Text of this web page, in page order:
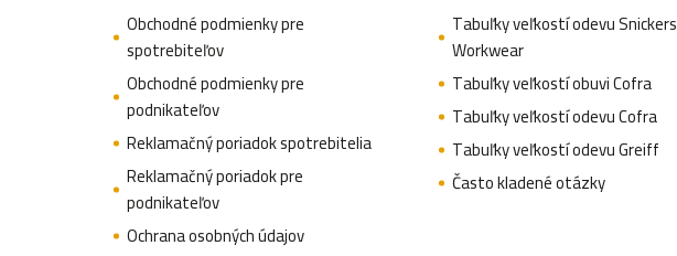
Obchodné podmienky pre
spotrebiteľov
Obchodné podmienky pre
podnikateľov
Reklamačný poriadok spotrebitelia
Reklamačný poriadok pre
podnikateľov
Ochrana osobných údajov
Tabuľky veľkostí odevu Snickers
Workwear
Tabuľky veľkostí obuvi Cofra
Tabuľky veľkostí odevu Cofra
Tabuľky veľkostí odevu Greiff
Často kladené otázky